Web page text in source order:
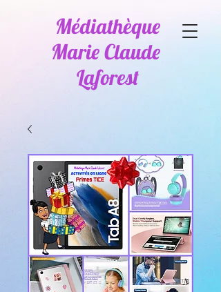
Médiathèque
Marie Claude
Laforest